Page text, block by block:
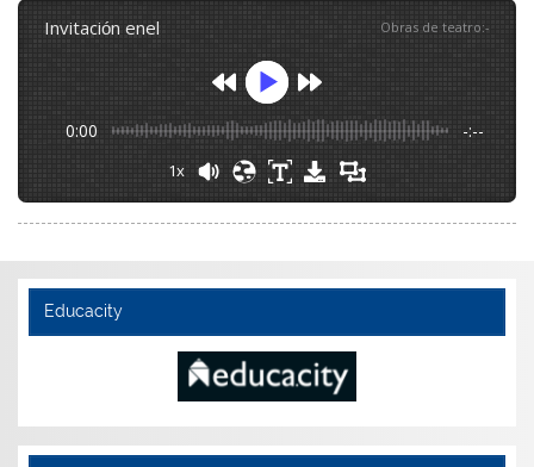
invitación enel Obras de teatro:-
0:00 -:--
1x
Educacity